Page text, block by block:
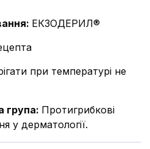
: ЕКЗОДЕРИЛ®
при температурі не
група: Протигрибкові
у дерматології.